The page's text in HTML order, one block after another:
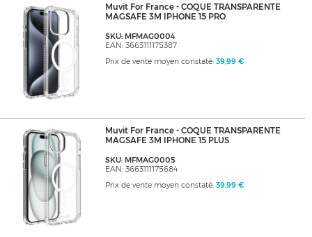
Muvit For France - COQUE TRANSPARENTE
MAGSAFE 3M IPHONE 15 PRO
SKU: MFMAG0004
EAN: 3663111175387
Prix de vente moyen constaté: 39,99 €
Muvit For France - COQUE TRANSPARENTE
MAGSAFE 3M IPHONE 15 PLUS
SKU: MFMAG0005
EAN: 3663111175684
Prix de vente moyen constaté: 39,99 €